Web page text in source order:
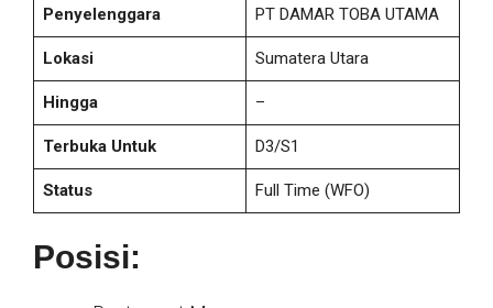
Penyelenggara PT DAMAR TOBA UTAMA
Lokasi Sumatera Utara
Hingga –
Terbuka Untuk D3/S1
Status Full Time (WFO)
Posisi: